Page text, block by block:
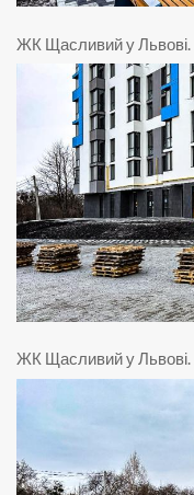
ЖК Щасливий у Львові.
ЖК Щасливий у Львові.